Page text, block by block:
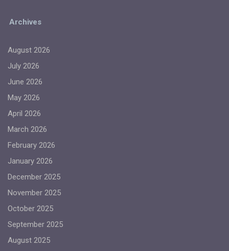
Archives
August 2026
July 2026
June 2026
May 2026
April 2026
March 2026
February 2026
January 2026
December 2025
November 2025
October 2025
September 2025
August 2025